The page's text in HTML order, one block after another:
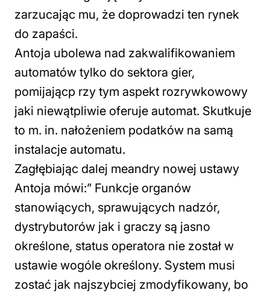
zarzucając mu, że doprowadzi ten rynek
do zapaści.
Antoja ubolewa nad zakwalifikowaniem
automatów tylko do sektora gier,
pomijającp rzy tym aspekt rozrywkowowy
jaki niewątpliwie oferuje automat. Skutkuje
to m. in. nałożeniem podatków na samą
instalacje automatu.
Zagłębiając dalej meandry nowej ustawy
Antoja mówi:” Funkcje organów
stanowiących, sprawujących nadzór,
dystrybutorów jak i graczy są jasno
określone, status operatora nie został w
ustawie wogóle określony. System musi
zostać jak najszybciej zmodyfikowany, bo